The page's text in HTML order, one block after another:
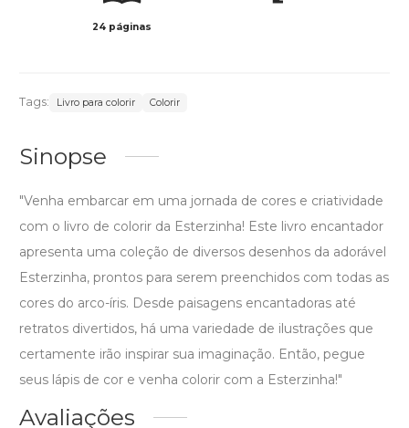
24 páginas
Tags: Livro para colorir Colorir
Sinopse
"Venha embarcar em uma jornada de cores e criatividade
com o livro de colorir da Esterzinha! Este livro encantador
apresenta uma coleção de diversos desenhos da adorável
Esterzinha, prontos para serem preenchidos com todas as
cores do arco-íris. Desde paisagens encantadoras até
retratos divertidos, há uma variedade de ilustrações que
certamente irão inspirar sua imaginação. Então, pegue
seus lápis de cor e venha colorir com a Esterzinha!"
Avaliações